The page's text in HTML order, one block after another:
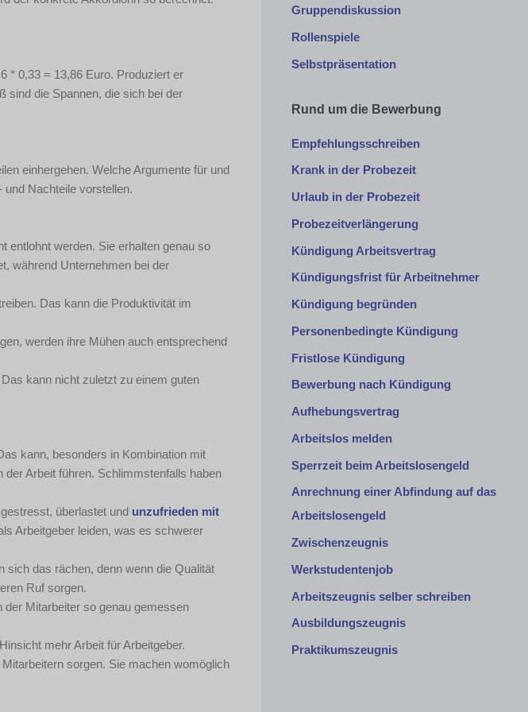
* 0,33 = 13,86 Euro. Produziert er
sind die Spannen, die sich bei der
einhergehen. Welche Argumente für und
und Nachteile vorstellen.
entlohnt werden. Sie erhalten genau so
während Unternehmen bei der
Das kann die Produktivität im
werden ihre Mühen auch entsprechend
kann nicht zuletzt zu einem guten
kann, besonders in Kombination mit
Arbeit führen. Schlimmstenfalls haben
überlastet und unzufrieden mit
Arbeitgeber leiden, was es schwerer
sich das rächen, denn wenn die Qualität
Ruf sorgen.
Mitarbeiter so genau gemessen
mehr Arbeit für Arbeitgeber.
sorgen. Sie machen womöglich
Gruppendiskussion
Rollenspiele
Selbstpräsentation
Rund um die Bewerbung
Empfehlungsschreiben
Krank in der Probezeit
Urlaub in der Probezeit
Probezeitverlängerung
Kündigung Arbeitsvertrag
Kündigungsfrist für Arbeitnehmer
Kündigung begründen
Personenbedingte Kündigung
Fristlose Kündigung
Bewerbung nach Kündigung
Aufhebungsvertrag
Arbeitslos melden
Sperrzeit beim Arbeitslosengeld
Anrechnung einer Abfindung auf das
Arbeitslosengeld
Zwischenzeugnis
Werkstudentenjob
Arbeitszeugnis selber schreiben
Ausbildungszeugnis
Praktikumszeugnis